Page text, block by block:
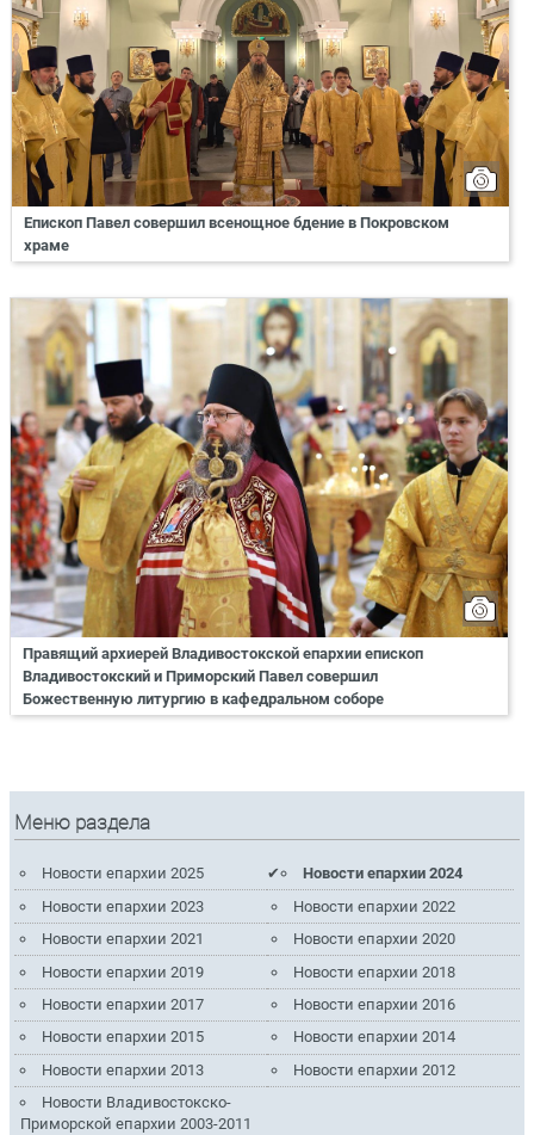
Епископ Павел совершил всенощное бдение в Покровском
храме
Правящий архиерей Владивостокской епархии епископ
Владивостокский и Приморский Павел совершил
Божественную литургию в кафедральном соборе
Меню раздела
Новости епархии 2025
Новости епархии 2024
Новости епархии 2023
Новости епархии 2022
Новости епархии 2021
Новости епархии 2020
Новости епархии 2019
Новости епархии 2018
Новости епархии 2017
Новости епархии 2016
Новости епархии 2015
Новости епархии 2014
Новости епархии 2013
Новости епархии 2012
Новости Владивостокско-
Приморской епархии 2003-2011